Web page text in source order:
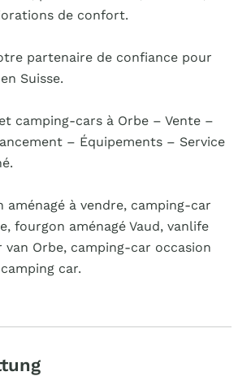
de confort.
partenaire de confiance pour
Suisse.
camping-cars à Orbe – Vente –
– Équipements – Service
aménagé à vendre, camping-car
fourgon aménagé Vaud, vanlife
van Orbe, camping-car occasion
car.